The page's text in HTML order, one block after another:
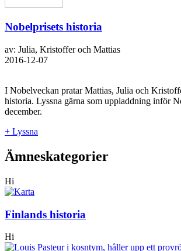
Nobelprisets historia
av: Julia, Kristoffer och Mattias
2016-12-07
I Nobelveckan pratar Mattias, Julia och
historia. Lyssna gärna som uppladdning inför
december.
+ Lyssna
Ämneskategorier
Hi
Finlands historia
Hi